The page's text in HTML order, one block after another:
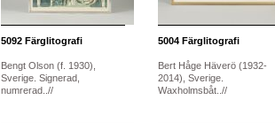
5092Färglitografi
Bengt Olson (f. 1930),
Sverige. Signerad,
numrerad..//
5004Färglitografi
Bert Håge Häverö (1932-
2014), Sverige.
Waxholmsbåt..//